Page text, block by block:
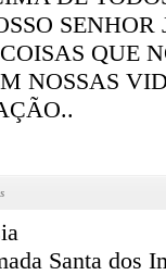
SENHOR
QUE
NOSSAS
Santa dos